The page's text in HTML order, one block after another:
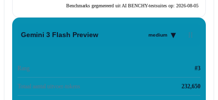
Benchmarks gegenereerd uit AI BENCHY-testsuites op: 2026-08-05
Gemini 3 Flash Preview medium ▾
Rang #3
Totaal aantal uitvoer-tokens 232,650